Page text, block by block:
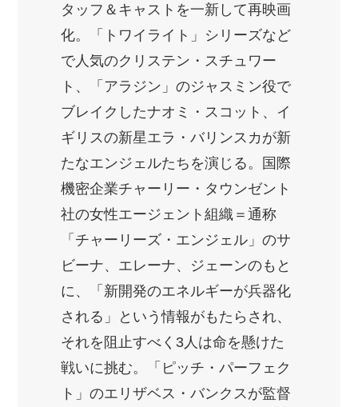
タッフ＆キャストを一新して再映画
化。「トワイライト」シリーズなど
で人気のクリステン・スチュワー
ト、「アラジン」のジャスミン役で
ブレイクしたナオミ・スコット、イ
ギリスの新星エラ・バリンスカが新
たなエンジェルたちを演じる。国際
機密企業チャーリー・タウンゼント
社の女性エージェント組織＝通称
「チャーリーズ・エンジェル」のサ
ビーナ、エレーナ、ジェーンのもと
に、「新開発のエネルギーが兵器化
される」という情報がもたらされ、
それを阻止すべく3人は命を懸けた
戦いに挑む。「ピッチ・パーフェク
ト」のエリザベス・バンクスが監督